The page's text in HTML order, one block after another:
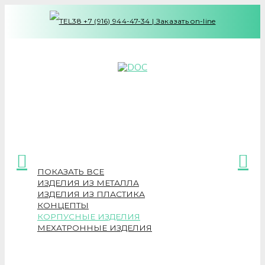
+7 (916) 944-47-34 | Заказать on-line
ПОКАЗАТЬ ВСЕ
ИЗДЕЛИЯ ИЗ МЕТАЛЛА
ИЗДЕЛИЯ ИЗ ПЛАСТИКА
КОНЦЕПТЫ
КОРПУСНЫЕ ИЗДЕЛИЯ
МЕХАТРОННЫЕ ИЗДЕЛИЯ